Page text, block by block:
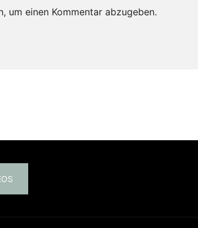
um einen Kommentar abzugeben.